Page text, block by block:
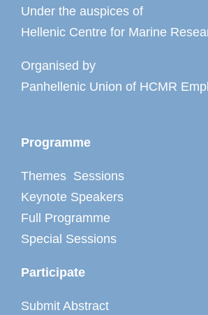
Under the auspices of
Hellenic Centre for Marine
Organised by
Panhellenic Union of HCMR
Programme
Themes Sessions
Keynote Speakers
Full Programme
Special Sessions
Participate
Submit Abstract